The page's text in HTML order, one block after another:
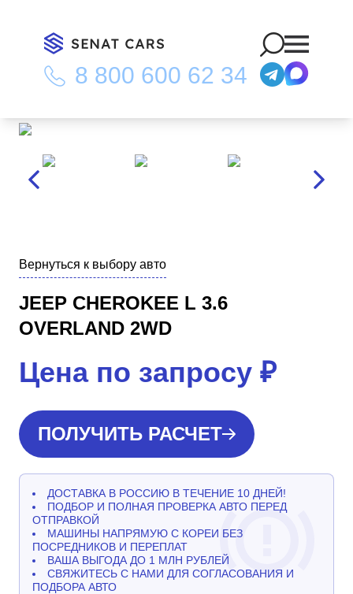
8 800 600 62 34
Главная Каталог/Jeep Cherokee L 3.6 Overland 2WD
Вернуться к выбору авто
JEEP CHEROKEE L 3.6
OVERLAND 2WD
Цена по запросу ₽
ПОЛУЧИТЬ РАСЧЕТ
ДОСТАВКА В РОССИЮ В ТЕЧЕНИЕ 10 ДНЕЙ!
ПОДБОР И ПОЛНАЯ ПРОВЕРКА АВТО ПЕРЕД
ОТПРАВКОЙ
МАШИНЫ НАПРЯМУЮ С КОРЕИ БЕЗ
ПОСРЕДНИКОВ И ПЕРЕПЛАТ
ВАША ВЫГОДА ДО 1 МЛН РУБЛЕЙ
СВЯЖИТЕСЬ С НАМИ ДЛЯ СОГЛАСОВАНИЯ И
ПОДБОРА АВТО